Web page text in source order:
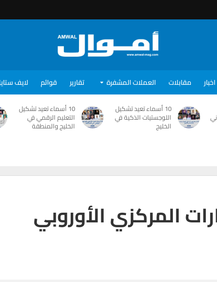
اخبار مقابلات العملات المشفرة تقارير قوائم لايف
10 أسماء تعيد تشكيل
اللوجستيات الذكية في
الخليج
10 أسماء تعيد تشكيل
التعليم الرقمي في
الخليج والمنطقة
المركزي الأوروبي